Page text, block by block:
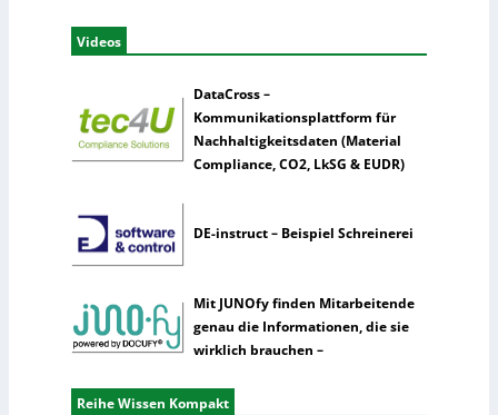
Videos
DataCross –
Kommunikationsplattform für
Nachhaltigkeitsdaten (Material
Compliance, CO2, LkSG & EUDR)
DE-instruct – Beispiel Schreinerei
Mit JUNOfy finden Mitarbeitende
genau die Informationen, die sie
wirklich brauchen –
Reihe Wissen Kompakt